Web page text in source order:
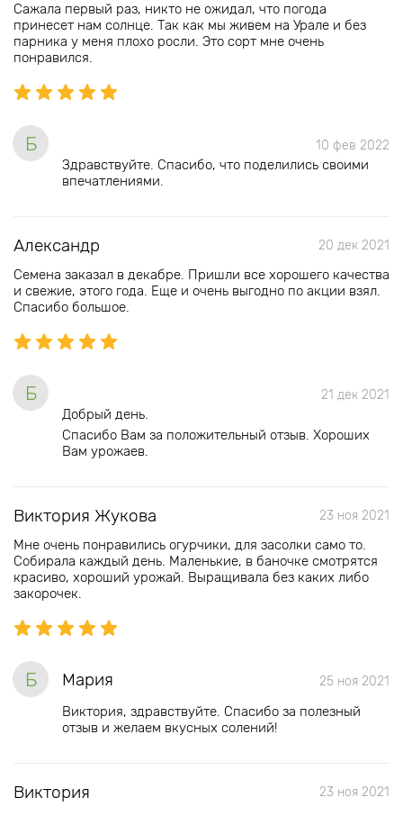
Сажала первый раз, никто не ожидал, что погода
принесет нам солнце. Так как мы живем на Урале и без
парника у меня плохо росли. Это сорт мне очень
понравился.
Б 10 фев 2022
Здравствуйте. Спасибо, что поделились своими
впечатлениями.
Александр 20 дек 2021
Семена заказал в декабре. Пришли все хорошего качества
и свежие, этого года. Еще и очень выгодно по акции взял.
Спасибо большое.
Б 21 дек 2021
Добрый день.
Спасибо Вам за положительный отзыв. Хороших
Вам урожаев.
Виктория Жукова 23 ноя 2021
Мне очень понравились огурчики, для засолки само то.
Собирала каждый день. Маленькие, в баночке смотрятся
красиво, хороший урожай. Выращивала без каких либо
закорочек.
Б Мария 25 ноя 2021
Виктория, здравствуйте. Спасибо за полезный
отзыв и желаем вкусных солений!
Виктория 23 ноя 2021